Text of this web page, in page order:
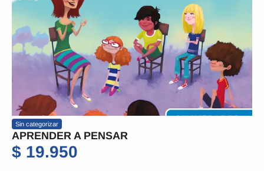
Sin categorizar
APRENDER A PENSAR
$ 19.950